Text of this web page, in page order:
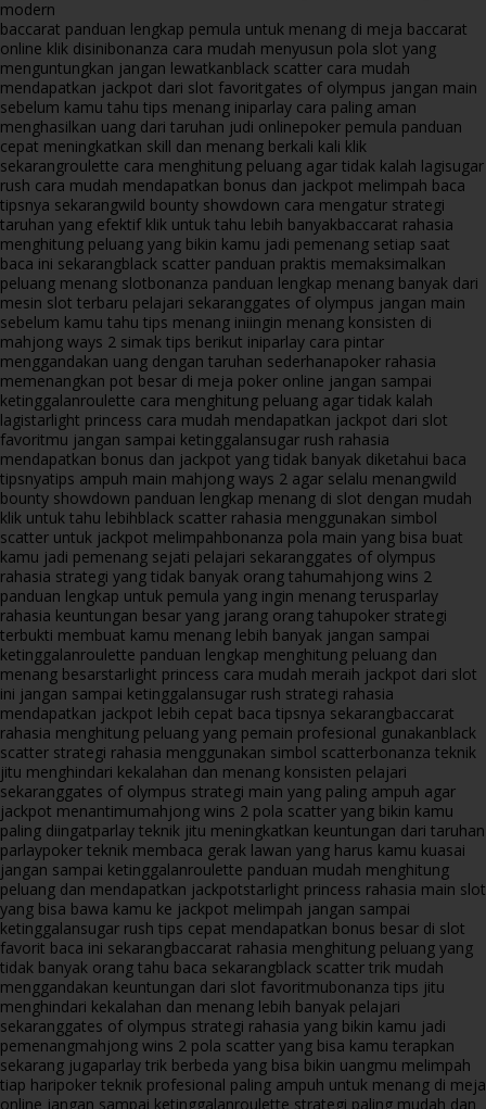
modern
baccarat panduan lengkap pemula untuk menang di meja baccarat
online klik disinibonanza cara mudah menyusun pola slot yang
menguntungkan jangan lewatkanblack scatter cara mudah
mendapatkan jackpot dari slot favoritgates of olympus jangan main
sebelum kamu tahu tips menang iniparlay cara paling aman
menghasilkan uang dari taruhan judi onlinepoker pemula panduan
cepat meningkatkan skill dan menang berkali kali klik
sekarangroulette cara menghitung peluang agar tidak kalah lagisugar
rush cara mudah mendapatkan bonus dan jackpot melimpah baca
tipsnya sekarangwild bounty showdown cara mengatur strategi
taruhan yang efektif klik untuk tahu lebih banyakbaccarat rahasia
menghitung peluang yang bikin kamu jadi pemenang setiap saat
baca ini sekarangblack scatter panduan praktis memaksimalkan
peluang menang slotbonanza panduan lengkap menang banyak dari
mesin slot terbaru pelajari sekaranggates of olympus jangan main
sebelum kamu tahu tips menang iniingin menang konsisten di
mahjong ways 2 simak tips berikut iniparlay cara pintar
menggandakan uang dengan taruhan sederhanapoker rahasia
memenangkan pot besar di meja poker online jangan sampai
ketinggalanroulette cara menghitung peluang agar tidak kalah
lagistarlight princess cara mudah mendapatkan jackpot dari slot
favoritmu jangan sampai ketinggalansugar rush rahasia
mendapatkan bonus dan jackpot yang tidak banyak diketahui baca
tipsnyatips ampuh main mahjong ways 2 agar selalu menangwild
bounty showdown panduan lengkap menang di slot dengan mudah
klik untuk tahu lebihblack scatter rahasia menggunakan simbol
scatter untuk jackpot melimpahbonanza pola main yang bisa buat
kamu jadi pemenang sejati pelajari sekaranggates of olympus
rahasia strategi yang tidak banyak orang tahumahjong wins 2
panduan lengkap untuk pemula yang ingin menang terusparlay
rahasia keuntungan besar yang jarang orang tahupoker strategi
terbukti membuat kamu menang lebih banyak jangan sampai
ketinggalanroulette panduan lengkap menghitung peluang dan
menang besarstarlight princess cara mudah meraih jackpot dari slot
ini jangan sampai ketinggalansugar rush strategi rahasia
mendapatkan jackpot lebih cepat baca tipsnya sekarangbaccarat
rahasia menghitung peluang yang pemain profesional gunakanblack
scatter strategi rahasia menggunakan simbol scatterbonanza teknik
jitu menghindari kekalahan dan menang konsisten pelajari
sekaranggates of olympus strategi main yang paling ampuh agar
jackpot menantimumahjong wins 2 pola scatter yang bikin kamu
paling diingatparlay teknik jitu meningkatkan keuntungan dari taruhan
parlaypoker teknik membaca gerak lawan yang harus kamu kuasai
jangan sampai ketinggalanroulette panduan mudah menghitung
peluang dan mendapatkan jackpotstarlight princess rahasia main slot
yang bisa bawa kamu ke jackpot melimpah jangan sampai
ketinggalansugar rush tips cepat mendapatkan bonus besar di slot
favorit baca ini sekarangbaccarat rahasia menghitung peluang yang
tidak banyak orang tahu baca sekarangblack scatter trik mudah
menggandakan keuntungan dari slot favoritmubonanza tips jitu
menghindari kekalahan dan menang lebih banyak pelajari
sekaranggates of olympus strategi rahasia yang bikin kamu jadi
pemenangmahjong wins 2 pola scatter yang bisa kamu terapkan
sekarang jugaparlay trik berbeda yang bisa bikin uangmu melimpah
tiap haripoker teknik profesional paling ampuh untuk menang di meja
online jangan sampai ketinggalanroulette strategi paling mudah dan